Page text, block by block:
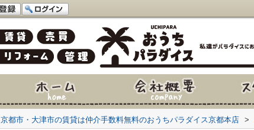
京都市・大津市の賃貸は仲介手数料無料のおうちパラダイス京都本店 >